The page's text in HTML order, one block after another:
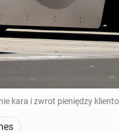
kara i zwrot pieniędzy